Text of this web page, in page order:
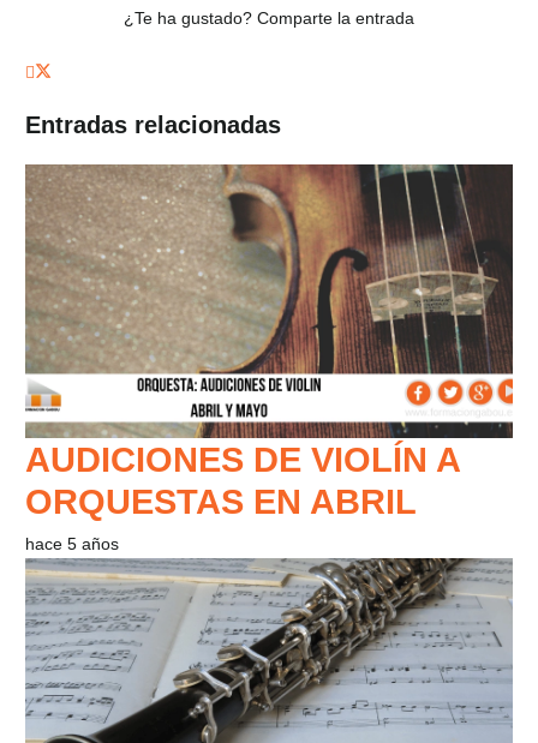
¿Te ha gustado? Comparte la entrada
Entradas relacionadas
AUDICIONES DE VIOLÍN A
ORQUESTAS EN ABRIL
hace 5 años